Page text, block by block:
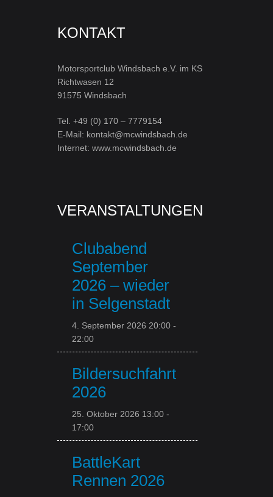
KONTAKT
Motorsportclub Windsbach e.V. im KS
Richtwasen 12
91575 Windsbach
Tel. +49 (0) 170 – 7779154
E-Mail: kontakt@mcwindsbach.de
Internet: www.mcwindsbach.de
VERANSTALTUNGEN
Clubabend
September
2026 – wieder
in Selgenstadt
4. September 2026 20:00 -
22:00
Bildersuchfahrt
2026
25. Oktober 2026 13:00 -
17:00
BattleKart
Rennen 2026